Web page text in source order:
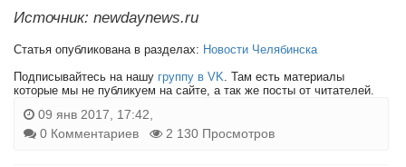
Источник: newdaynews.ru
Статья опубликована в разделах: Новости Челябинска
Подписывайтесь на нашу группу в VK. Там есть материалы
которые мы не публикуем на сайте, а так же посты от читателей.
09 янв 2017, 17:42,
0 Комментариев
2 130 Просмотров